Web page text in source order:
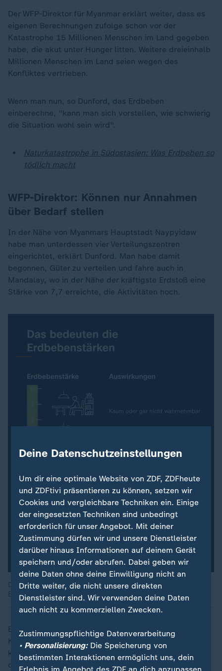
Der WFP-Direktor für Myanmar erklärt weiter, dass es
eigenen Berechnungen zufolge schon vor der
Katastrophe 15 Millionen Menschen im Land gegeben
habe, die akut unter Hunger litten. Weitere dreieinhalb
Millionen Menschen im Land seien wegen des
Konfliktes vertrieben.
Wenn man nun, so Dunford, das Erdbeben
einberechne, "kann man sich vorstellen, wie schwierig
die Situation wohl sein wird".
Naturkatastrophe in Südostasien: Was Erdbeben so
tödlich macht
WFP-Direktor: Können nur Annahmen
über Bedarf stellen
In der Nähe von Myanmars Hauptstadt Naypyidaw
habe man unterdessen vier Verteilungszentren
eingerichtet, erklärt Dunford. Man habe damit
begonnen, Güter zu verteilen und fahre auch in
Mandalay, wo in der Nähe der kräftigste Erdstoß eine
Stärke von 7,7 erreichte, die Aktivitäten hoch.
Die Momenten-Magnituden-Skala misst, wie stark ein
Erdbeben war.
Bis man sich über das gesamte Ausmaß der
Katastrophe einen Überblick verschafft haben wird,
könnte es laut Dunford zwei Wochen dauern. Aufgrund
der aktuellen Lage könne man zunächst aber nur auf
Deine Datenschutzeinstellungen
Um dir eine optimale Website von ZDF, ZDFheute
und ZDFtivi präsentieren zu können, setzen wir
Cookies und vergleichbare Techniken ein. Einige
der eingesetzten Techniken sind unbedingt
erforderlich für unser Angebot. Mit deiner
Zustimmung dürfen wir und unsere Dienstleister
darüber hinaus Informationen auf deinem Gerät
speichern und/oder abrufen. Dabei geben wir
deine Daten ohne deine Einwilligung nicht an
Dritte weiter, die nicht unsere direkten
Dienstleister sind. Wir verwenden deine Daten
auch nicht zu kommerziellen Zwecken.
Zustimmungspflichtige Datenverarbeitung
• Personalisierung:Die Speicherung von
bestimmten Interaktionen ermöglicht uns, dein
Erlebnis im Angebot des ZDF an dich anzupassen